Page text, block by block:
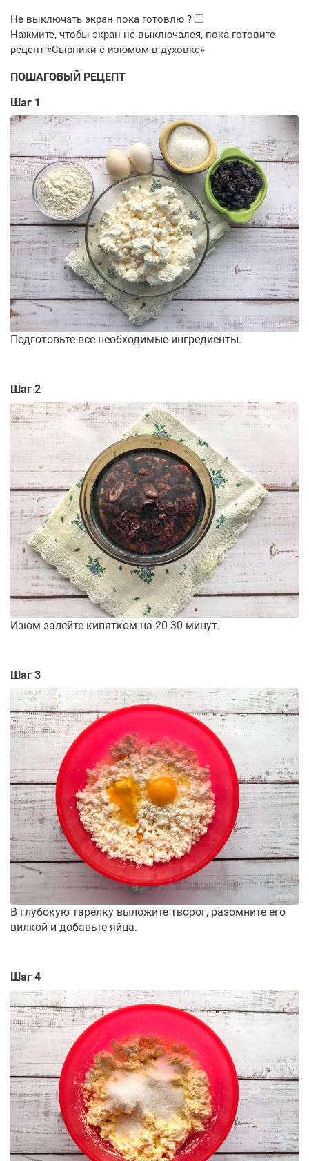
ПОШАГОВЫЙ РЕЦЕПТ
Шаг 1
Подготовьте все необходимые ингредиенты.
Шаг 2
Изюм залейте кипятком на 20-30 минут.
Шаг 3
В глубокую тарелку выложите творог, разомните его
вилкой и добавьте яйца.
Шаг 4